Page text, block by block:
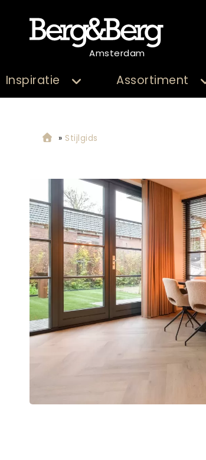
Amsterdam
Inspiratie Assortiment
» Stijlgids